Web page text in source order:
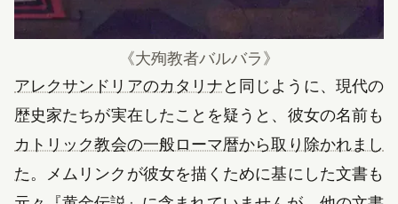
《大殉教者バルバラ》
アレクサンドリアのカタリナと同じように、現代の
歴史家たちが実在したことを疑うと、彼女の名前も
カトリック教会の一般ローマ暦から取り除かれまし
た。メムリンクが彼女を描くために基にした文書も